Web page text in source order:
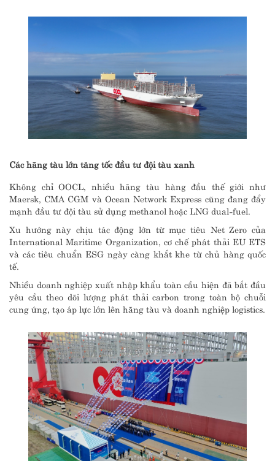
Các hãng tàu lớn tăng tốc đầu tư đội tàu xanh
Không chỉ OOCL, nhiều hãng tàu hàng đầu thế giới như
Maersk, CMA CGM và Ocean Network Express cũng đang đẩy
mạnh đầu tư đội tàu sử dụng methanol hoặc LNG dual-fuel.
Xu hướng này chịu tác động lớn từ mục tiêu Net Zero của
International Maritime Organization, cơ chế phát thải EU ETS
và các tiêu chuẩn ESG ngày càng khắt khe từ chủ hàng quốc
tế.
Nhiều doanh nghiệp xuất nhập khẩu toàn cầu hiện đã bắt đầu
yêu cầu theo dõi lượng phát thải carbon trong toàn bộ chuỗi
cung ứng, tạo áp lực lớn lên hãng tàu và doanh nghiệp logistics.